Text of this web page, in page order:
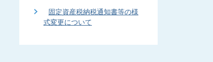
固定資産税納税通知書等の様
式変更について